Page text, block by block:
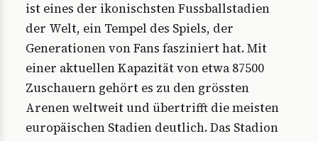
ist eines der ikonischsten Fussballstadien
der Welt, ein Tempel des Spiels, der
Generationen von Fans fasziniert hat. Mit
einer aktuellen Kapazität von etwa 87500
Zuschauern gehört es zu den grössten
Arenen weltweit und übertrifft die meisten
europäischen Stadien deutlich. Das Stadion